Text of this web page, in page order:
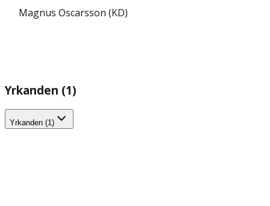
Magnus Oscarsson (KD)
Yrkanden (1)
Yrkanden (1)